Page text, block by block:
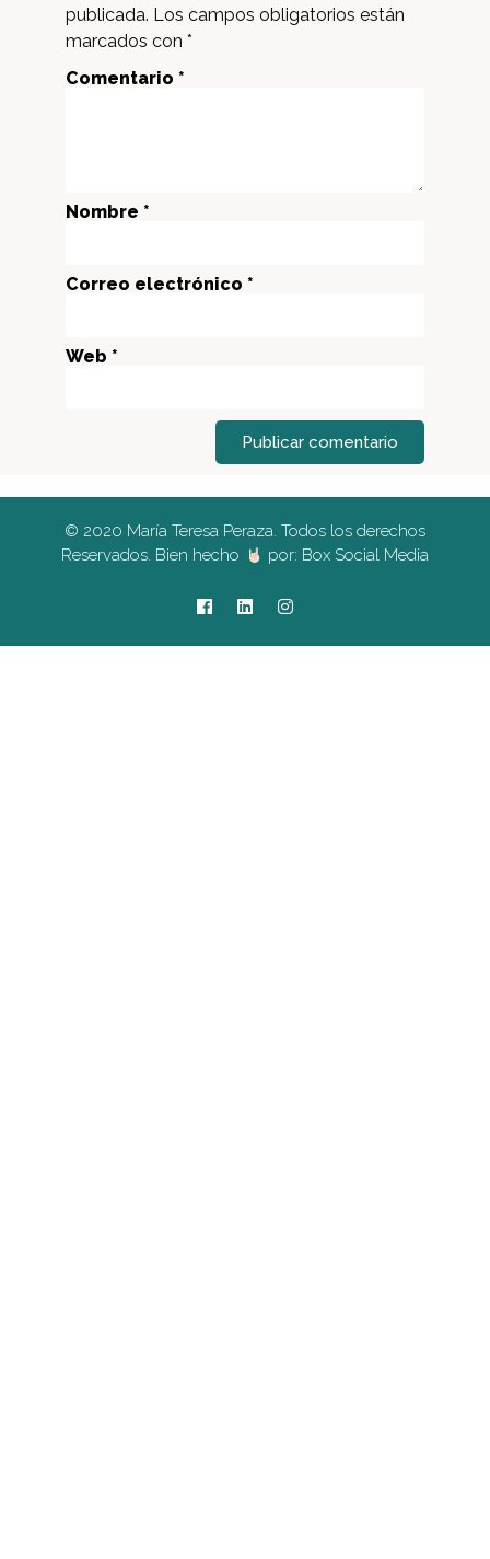
publicada. Los campos obligatorios están
marcados con *
Comentario *
Nombre *
Correo electrónico *
Web *
Publicar comentario
© 2020 María Teresa Peraza. Todos los derechos
Reservados. Bien hecho
por: Box Social Media